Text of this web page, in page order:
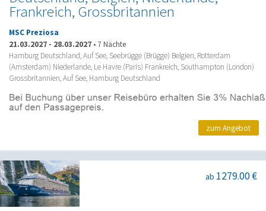
Frankreich, Grossbritannien
MSC Preziosa
21.03.2027 - 28.03.2027 • 7 Nächte
Hamburg Deutschland, Auf See, Seebrügge (Brügge) Belgien, Rotterdam
(Amsterdam) Niederlande, Le Havre (Paris) Frankreich, Southampton (London)
Grossbritannien, Auf See, Hamburg Deutschland
zum Angebot
ab 1279.00 €